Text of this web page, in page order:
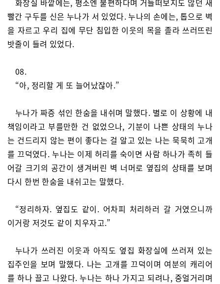
화장실 바깥에는, 평소엔 불편하다며 거들떠보지도 않던 새
빨간 구두를 신은 누나가 서 있었다. 누나의 손에는, 톱으로 벽
을 자르고 우리 집에 무단 침입한 이웃의 목을 졸라 쓰러뜨린
밧줄이 들려 있었다.
08.
“아, 정리할 게 또 늘어났잖아.”
누나가 짜증 섞인 한숨을 내쉬며 말했다. 별로 이 상황에 내
책임이라고 부를만한 건 없었으나, 기분이 나쁜 상태의 누나
는 건드리지 않는 편이 좋다는 걸 알고 있는 나는 묵묵히 고개
를 끄덕였다. 누나는 이제 허리를 숙이면 사람 하나가 족히 들
어갈 크기의 공간이 생겨버린 벽 너머로 옆집의 상태를 보며
다시 한번 한숨을 내쉬고는 말했다.
“정리하자. 옆집도 같이. 어차피 처리하러 갈 거였으니까
이거랑 저것도 같이 치우자고.”
누나가 쓰러진 이웃과 아직도 옆집 화장실에 쓰러져 있는
집주인을 보며 말했다. 나는 고개를 끄덕이며 여분의 캐리어
를 하나 끌고 나왔다. 누나는 하나 가지고 되려나, 중얼거리며